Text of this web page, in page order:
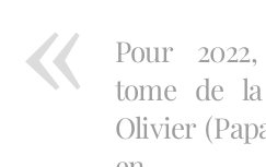
Pour
tome de
Olivier